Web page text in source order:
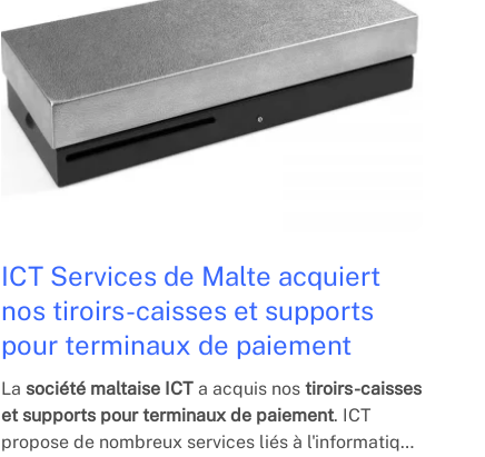
ICT Services de Malte acquiert
nos tiroirs-caisses et supports
pour terminaux de paiement
Lasociété maltaise ICT a acquis nostiroirs-caisses
et supports pour terminaux de paiement. ICT
propose de nombreux services liés à l'informatique